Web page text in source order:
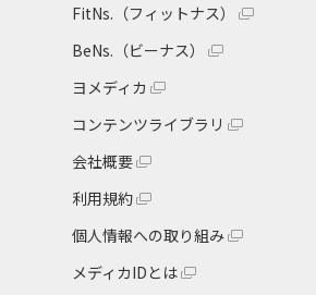
FitNs.（フィットナス）
BeNs.（ビーナス）
ヨメディカ
コンテンツライブラリ
会社概要
利用規約
個人情報への取り組み
メディカIDとは